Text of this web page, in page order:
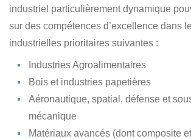
industriel particulièrement dynamique
sur des compétences d’excellence dans
industrielles prioritaires suivantes :
Industries Agroalimentaires
Bois et industries papetières
Aéronautique, spatial, défense et
mécanique
Matériaux avancés (dont composite